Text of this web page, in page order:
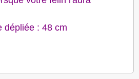
dépliée : 48 cm